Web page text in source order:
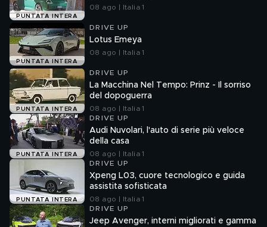
PUNTATA INTERA
08 ago | Italia 1
PUNTATA INTERA
DRIVE UP
Lotus Emeya
08 ago | Italia 1
PUNTATA INTERA
DRIVE UP
La Macchina Nel Tempo: Prinz - Il sorriso
del dopoguerra
08 ago | Italia 1
PUNTATA INTERA
DRIVE UP
Audi Nuvolari, l'auto di serie più veloce
della casa
08 ago | Italia 1
PUNTATA INTERA
DRIVE UP
Xpeng L03, cuore tecnologico e guida
assistita sofisticata
08 ago | Italia 1
DRIVE UP
Jeep Avenger, interni migliorati e gamma